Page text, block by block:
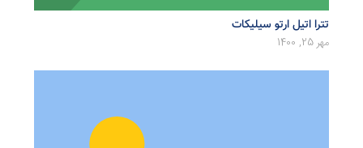
تترا اتیل ارتو سیلیکات
مهر 25, 1400